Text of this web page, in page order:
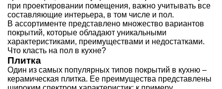
при проектировании помещения, важно учитывать все
составляющие интерьера, в том числе и пол.
В ассортименте представлено множество вариантов
покрытий, которые обладают уникальными
характеристиками, преимуществами и недостатками.
Что класть на пол в кухне?
Плитка
Один из самых популярных типов покрытий в кухню –
керамическая плитка. Ее преимущества представлены